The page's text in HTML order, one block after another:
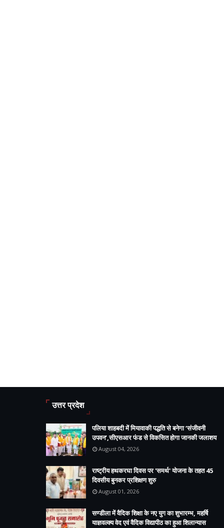
उत्तर प्रदेश
पलिया शाहबदी में मियावाकी पद्धति से बनेगा ‘संजीवनी
उपवन’,सीएसआर फंड से विकसित होगा जानकी जलाशय
August 04, 2026
राष्ट्रीय हथकरघा दिवस पर 'समर्थ' योजना के तहत 45
दिवसीय बुनकर प्रशिक्षण शुरु
August 01, 2026
सण्डीला में वैदिक शिक्षा के नए युग का शुभारम्भ, महर्षि
याज्ञवल्क्य वेद एवं वैदिक विद्यापीठ का हुआ शिलान्यास